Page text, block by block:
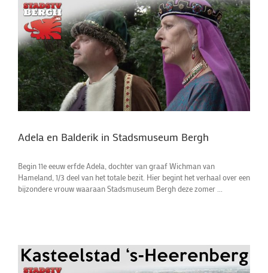
Adela en Balderik in Stadsmuseum Bergh
Begin 11e eeuw erfde Adela, dochter van graaf Wichman van
Hameland, 1/3 deel van het totale bezit. Hier begint het verhaal over een
bijzondere vrouw waaraan Stadsmuseum Bergh deze zomer ...